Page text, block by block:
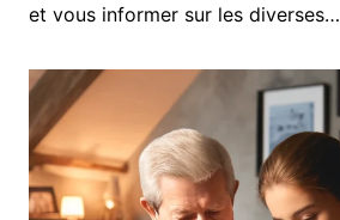
et vous informer sur les diverses…